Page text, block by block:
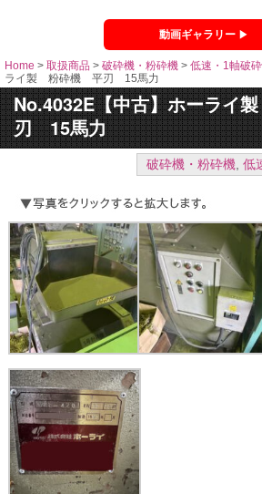
動画ギャラリー
Home > 取扱商品 > 破砕機・粉砕機 > 低速・1軸破
ライ製 粉砕機 平刃 15馬力
No.4032E【中古】ホーラ
刃 15馬力
破砕機・粉砕機, 低